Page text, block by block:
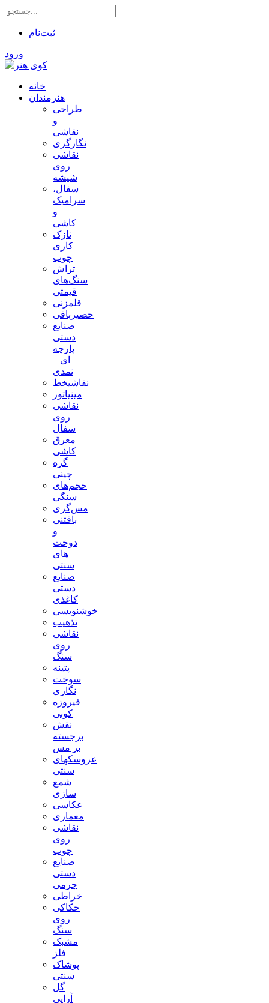
ثبت‌نام
ورود
خانه
هنرمندان
طراحی
و
نقاشی
نگارگری
نقاشی
روی
شیشه
سفال،
سرامیک
و
کاشی
نازک
کاری
چوب
تراش
سنگ‌های
قیمتی
قلمزنی
حصیربافی
صنایع
دستی
پارچه
ای –
نمدی
نقاشیخط
مینیاتور
نقاشی
روی
سفال
معرق
کاشی
گره
چینی
حجم‌های
سنگی
مس‌گری
بافتنی‌
و
دوخت
های
سنتی
صنایع
دستی
کاغذی
خوشنویسی
تذهیب
نقاشی
روی
سنگ
پتینه
سوخت
نگاری
فیروزه
کوبی
نقش
برجسته
بر مس
عروسکهای
سنتی
شمع
سازی
عکاسی
معماری
نقاشی
روی
چوب
صنایع
دستی
چرمی
خراطی
حکاکی
روی
سنگ
مشبک
فلز
پوشاک
سنتی
گل
آرایی